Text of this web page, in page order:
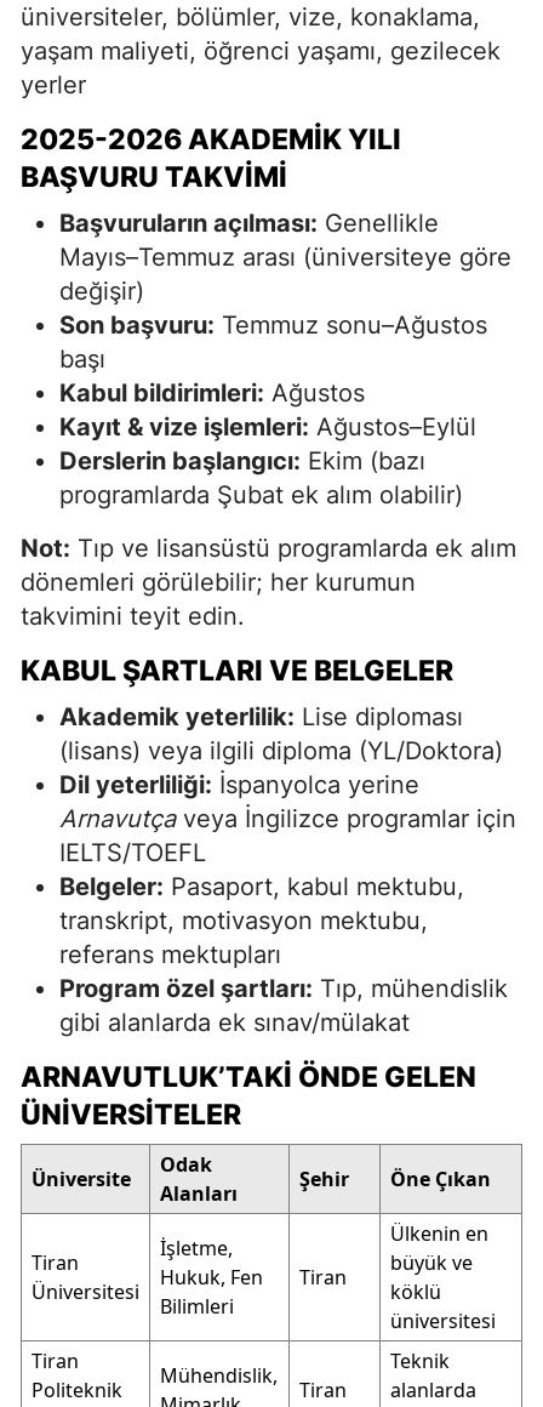
üniversiteler, bölümler, vize, konaklama,
yaşam maliyeti, öğrenci yaşamı, gezilecek
yerler
2025-2026 AKADEMIK YILI
BAŞVURU TAKVIMI
Başvuruların açılması: Genellikle
Mayıs–Temmuz arası (üniversiteye göre
değişir)
Son başvuru: Temmuz sonu–Ağustos
başı
Kabul bildirimleri: Ağustos
Kayıt & vize işlemleri: Ağustos–Eylül
Derslerin başlangıcı: Ekim (bazı
programlarda Şubat ek alım olabilir)
Not: Tıp ve lisansüstü programlarda ek alım
dönemleri görülebilir; her kurumun
takvimini teyit edin.
KABUL ŞARTLARI VE BELGELER
Akademik yeterlilik: Lise diploması
(lisans) veya ilgili diploma (YL/Doktora)
Dil yeterliliği: İspanyolca yerine
Arnavutçaveya İngilizce programlar için
IELTS/TOEFL
Belgeler: Pasaport, kabul mektubu,
transkript, motivasyon mektubu,
referans mektupları
Program özel şartları: Tıp, mühendislik
gibi alanlarda ek sınav/mülakat
ARNAVUTLUK’TAKI ÖNDE GELEN
ÜNIVERSITELER
Üniversite
Odak
Alanları
Şehir Öne Çıkan
Tiran
Üniversitesi
İşletme,
Hukuk, Fen
Bilimleri
Tiran
Ülkenin en
büyük ve
köklü
üniversitesi
Tiran
Politeknik
Mühendislik,
Tiran
Teknik
alanlarda